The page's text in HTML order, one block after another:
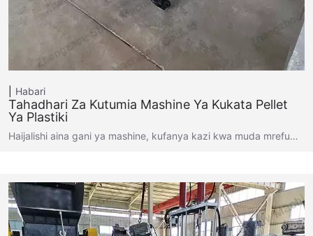
Habari
Tahadhari Za Kutumia Mashine Ya Kukata Pellet
Ya Plastiki
Haijalishi aina gani ya mashine, kufanya kazi kwa muda mrefu…